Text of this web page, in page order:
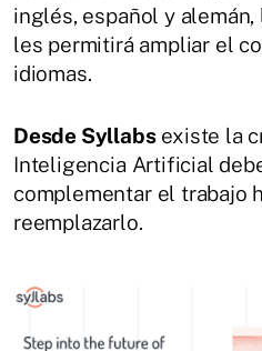
inglés, español y
les permitirá ampliar el
idiomas.
Desde Syllabsexiste la
Inteligencia Artificial
complementar el trabajo
reemplazarlo.